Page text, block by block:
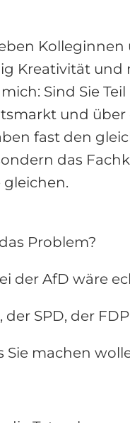
Kreativität und
Sind Sie
und
fast den
das
Problem?
der AfD wäre
SPD, der
machen